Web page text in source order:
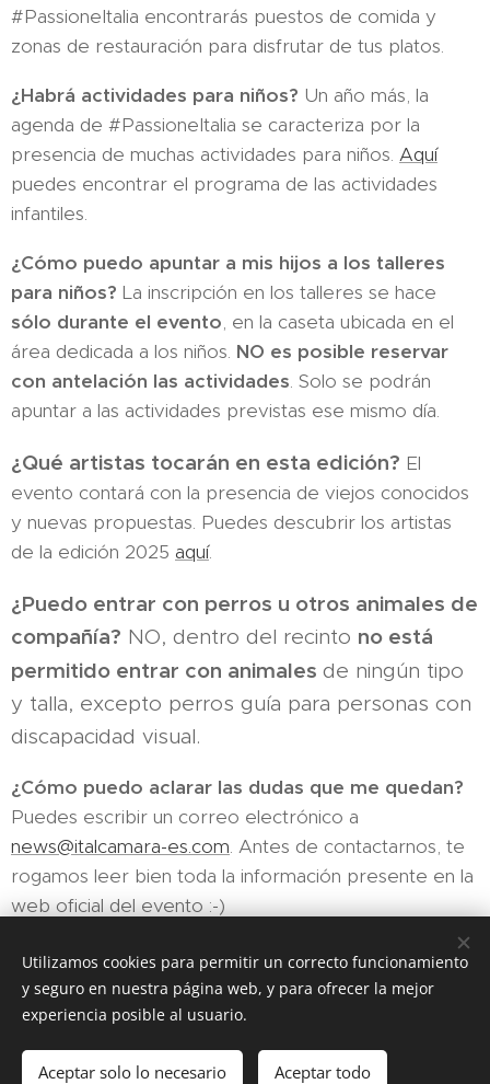
#PassioneItalia encontrarás puestos de comida y
zonas de restauración para disfrutar de tus platos.
¿Habrá actividades para niños? Un año más, la
agenda de #PassioneItalia se caracteriza por la
presencia de muchas actividades para niños. Aquí
puedes encontrar el programa de las actividades
infantiles.
¿Cómo puedo apuntar a mis hijos a los talleres
para niños? La inscripción en los talleres se hace
sólo durante el evento, en la caseta ubicada en el
área dedicada a los niños. NO es posible reservar
con antelación las actividades. Solo se podrán
apuntar a las actividades previstas ese mismo día.
¿Qué artistas tocarán en esta edición? El
evento contará con la presencia de viejos conocidos
y nuevas propuestas. Puedes descubrir los artistas
de la edición 2025 aquí.
¿Puedo entrar con perros u otros animales de
compañía? NO, dentro del recinto no está
permitido entrar con animales de ningún tipo
y talla, excepto perros guía para personas con
discapacidad visual.
¿Cómo puedo aclarar las dudas que me quedan?
Puedes escribir un correo electrónico a
news@italcamara-es.com. Antes de contactarnos, te
rogamos leer bien toda la información presente en la
web oficial del evento :-)
Página realizada por la Cámara de Comercio e Industria Italiana
Utilizamos cookies para permitir un correcto funcionamiento
y seguro en nuestra página web, y para ofrecer la mejor
experiencia posible al usuario.
Aceptar solo lo necesario Aceptar todo